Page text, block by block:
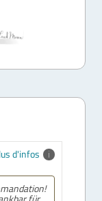
d'infos